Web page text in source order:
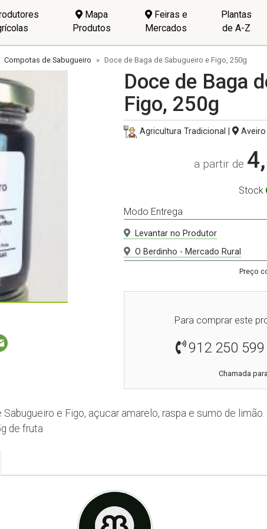
Mapa
Produtos
Feiras e
Mercados
Plantas
de A-Z
Compotas de Sabugueiro Doce de Baga de Sabugueiro e Figo, 250g
Doce de Baga
Figo, 250g
Agricultura Tradicional | Aveiro
a partir de
Stock
Modo Entrega
Levantar no Produtor
O Berdinho - Mercado Rural
Preço
Para comprar este
912 250 599
Chamada
Sabugueiro e Figo, açucar amarelo, raspa e sumo de limão.
de fruta